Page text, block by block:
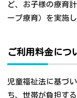
ど、お子様の療育
ープ療育）を実施
ご利用料金につ
児童福祉法に基づ
ち、世帯が負担す